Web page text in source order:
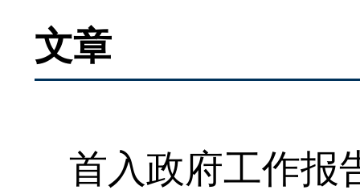
文章
首入政府工作报